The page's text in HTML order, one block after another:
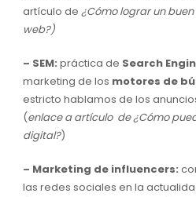
artículo de ¿Cómo lograr un
web?)
– SEM: práctica de Search
marketing de los motores de
estricto hablamos de los
(enlace a artículo de ¿Cómo
digital?)
– Marketing de influencers:
las redes sociales en la